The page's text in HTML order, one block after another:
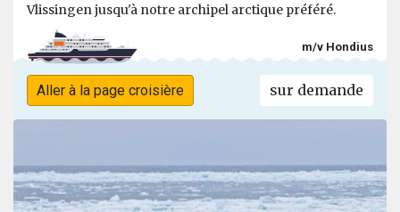
Vlissingen jusqu'à notre archipel arctique préféré.
m/v Hondius
Aller à la page croisière sur demande